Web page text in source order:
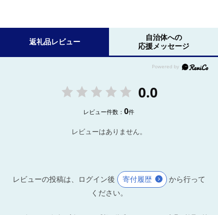
返礼品レビュー
自治体への
応援メッセージ
0.0
レビュー件数：0件
レビューはありません。
レビューの投稿は、ログイン後 寄付履歴
から行って
ください。